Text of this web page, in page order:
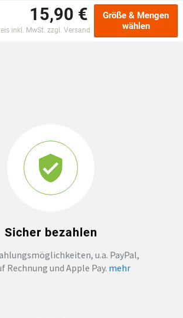
15,90 €
inkl. MwSt. zzgl. Versand
Größe & Mengen
wählen
Sicher bezahlen
u.a. PayPal,
Rechnung und Apple Pay. mehr